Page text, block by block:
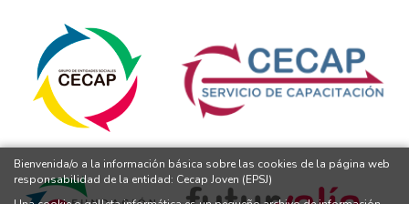
Bienvenida/o a la información básica sobre las cookies de la página web
responsabilidad de la entidad: Cecap Joven (EPSJ)